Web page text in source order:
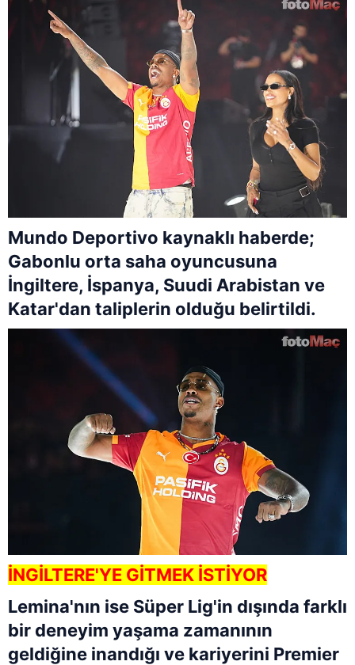
Mundo Deportivo kaynaklı haberde;
Gabonlu orta saha oyuncusuna
İngiltere, İspanya, Suudi Arabistan ve
Katar'dan taliplerin olduğu belirtildi.
İNGİLTERE'YE GİTMEK İSTİYOR
Lemina'nın ise Süper Lig'in dışında farklı
bir deneyim yaşama zamanının
geldiğine inandığı ve kariyerini Premier